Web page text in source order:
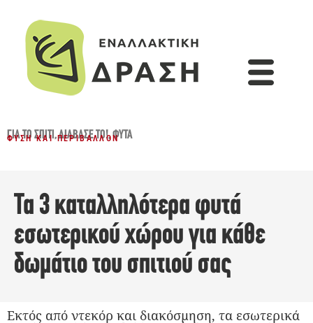
ΓΙΑ ΤΟ ΣΠΊΤΙ,ΔΙΆΒΑΣΈ ΤΟ!,ΦΥΤΆ
ΦΎΣΗ ΚΑΙ ΠΕΡΙΒΆΛΛΟΝ
Τα 3 καταλληλότερα φυτά
εσωτερικού χώρου για κάθε
δωμάτιο του σπιτιού σας
Εκτός από ντεκόρ και διακόσμηση, τα εσωτερικά